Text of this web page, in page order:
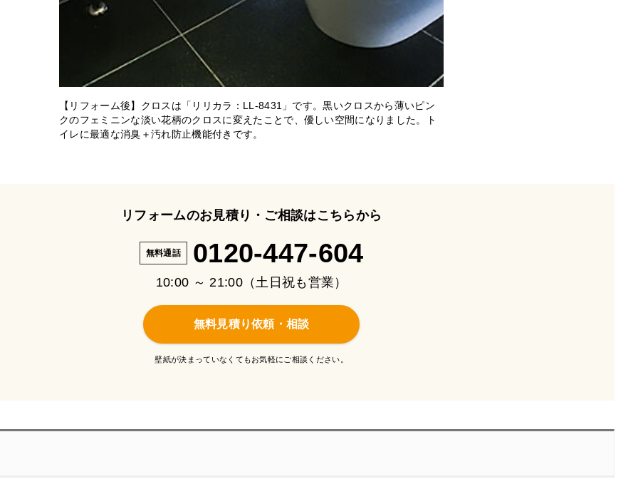
【リフォーム後】クロスは「リリカラ：LL-8431」です。黒いクロスから薄いピン
クのフェミニンな淡い花柄のクロスに変えたことで、優しい空間になりました。ト
イレに最適な消臭＋汚れ防止機能付きです。
リフォームのお見積り・ご相談はこちらから
無料通話 0120-447-604
10:00 ～ 21:00（土日祝も営業）
無料見積り依頼・相談
壁紙が決まっていなくてもお気軽にご相談ください。